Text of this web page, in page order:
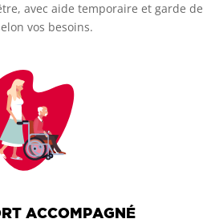
avec aide temporaire et garde de
vos besoins.
ACCOMPAGNÉ